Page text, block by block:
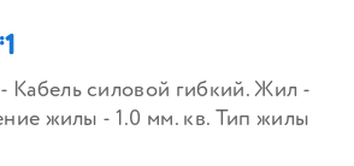
Кабель силовой гибкий. Жил -
жилы - 1.0 мм. кв. Тип жилы